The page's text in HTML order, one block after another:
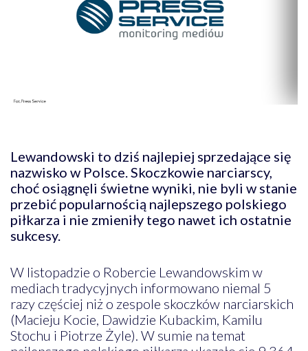
Lewandowski to dziś najlepiej sprzedające się
nazwisko w Polsce. Skoczkowie narciarscy,
choć osiągnęli świetne wyniki, nie byli w stanie
przebić popularnością najlepszego polskiego
piłkarza i nie zmieniły tego nawet ich ostatnie
sukcesy.
W listopadzie o Robercie Lewandowskim w
mediach tradycyjnych informowano niemal 5
razy częściej niż o zespole skoczków narciarskich
(Macieju Kocie, Dawidzie Kubackim, Kamilu
Stochu i Piotrze Żyle). W sumie na temat